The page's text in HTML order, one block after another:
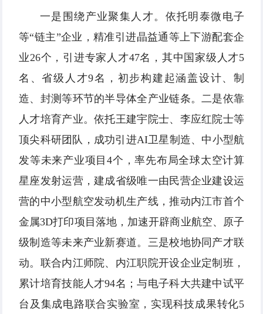
一是围绕产业聚集人才。依托明泰微电子
等“链主”企业，精准引进晶益通等上下游配套企
业26个，引进专家人才47名，其中国家级人才5
名、省级人才9名，初步构建起涵盖设计、制
造、封测等环节的半导体全产业链条。二是依靠
人才培育产业。依托王建宇院士、李应红院士等
顶尖科研团队，成功引进AI卫星制造、中小型航
发等未来产业项目4个，率先布局全球太空计算
星座发射运营，建成省级唯一由民营企业建设运
营的中小型航空发动机生产线，推动内江市首个
金属3D打印项目落地，加速开辟商业航空、原子
级制造等未来产业新赛道。三是校地协同产才联
动。联合内江师院、内江职院开设企业定制班，
累计培育技能人才94名；与电子科大共建中试平
台及集成电路联合实验室，实现科技成果转化5